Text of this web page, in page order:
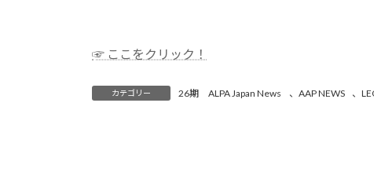
☞ ここをクリック！
カテゴリー 26期 ALPA Japan News 、 AAP NEWS 、